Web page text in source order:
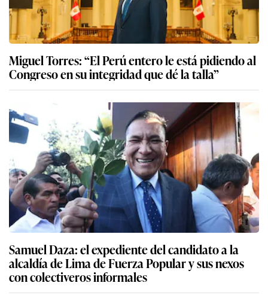
Miguel Torres: “El Perú entero le está pidiendo al
Congreso en su integridad que dé la talla”
Samuel Daza: el expediente del candidato a la
alcaldía de Lima de Fuerza Popular y sus nexos
con colectiveros informales